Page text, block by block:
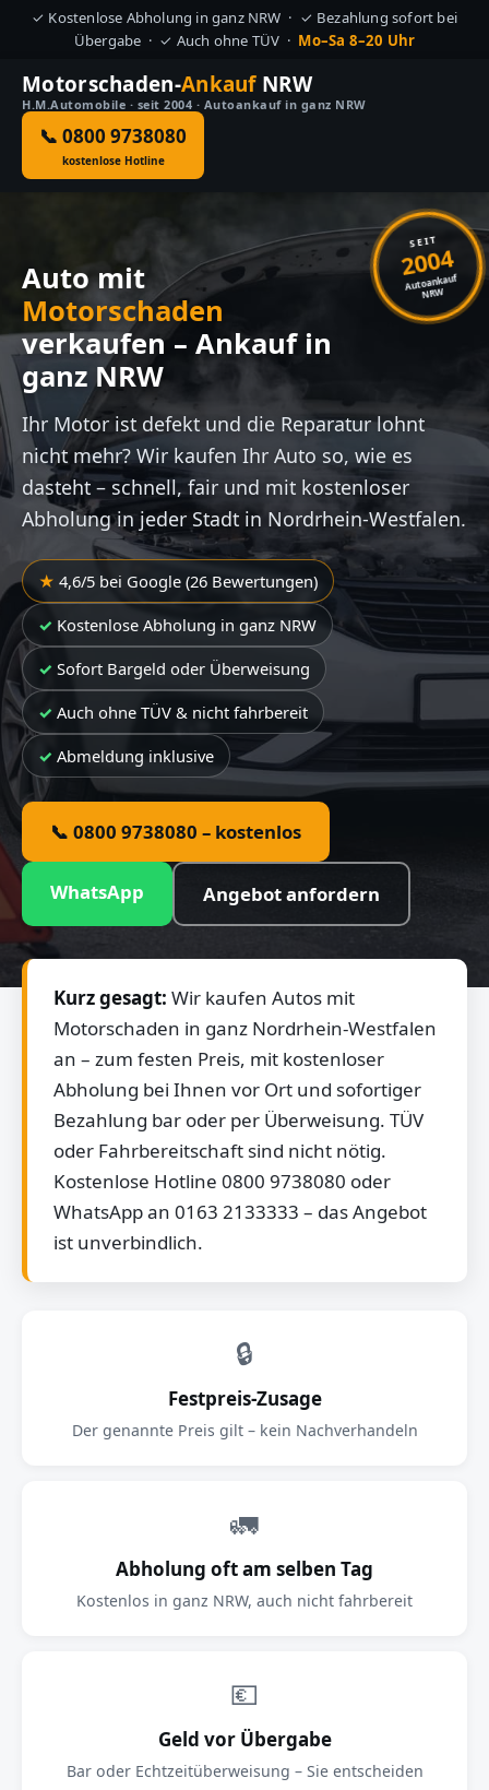
✓ Kostenlose Abholung in ganz NRW · ✓ Bezahlung sofort bei
Übergabe · ✓ Auch ohne TÜV · Mo–Sa 8–20 Uhr
Motorschaden-AnkaufNRW
H.M.Automobile · seit 2004 · Autoankauf in ganz NRW
📞 0800 9738080
kostenlose Hotline
SEIT
2004
Autoankauf
NRW
Auto mit
Motorschaden
verkaufen – Ankauf in
ganz NRW
Ihr Motor ist defekt und die Reparatur lohnt
nicht mehr? Wir kaufen Ihr Auto so, wie es
dasteht – schnell, fair und mit kostenloser
Abholung in jeder Stadt in Nordrhein-Westfalen.
4,6/5 bei Google (26 Bewertungen)
Kostenlose Abholung in ganz NRW
Sofort Bargeld oder Überweisung
Auch ohne TÜV & nicht fahrbereit
Abmeldung inklusive
📞 0800 9738080 – kostenlos
WhatsApp Angebot anfordern
Kurz gesagt: Wir kaufen Autos mit
Motorschaden in ganz Nordrhein-Westfalen
an – zum festen Preis, mit kostenloser
Abholung bei Ihnen vor Ort und sofortiger
Bezahlung bar oder per Überweisung. TÜV
oder Fahrbereitschaft sind nicht nötig.
Kostenlose Hotline 0800 9738080 oder
WhatsApp an 0163 2133333 – das Angebot
ist unverbindlich.
🔒
Festpreis-Zusage
Der genannte Preis gilt – kein Nachverhandeln
🚛
Abholung oft am selben Tag
Kostenlos in ganz NRW, auch nicht fahrbereit
💶
Geld vor Übergabe
Bar oder Echtzeitüberweisung – Sie entscheiden